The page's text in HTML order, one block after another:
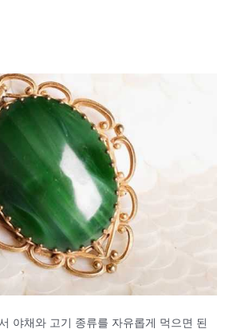
야채와 고기 종류를 자유롭게 먹으면 된